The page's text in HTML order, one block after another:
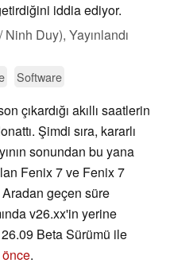
iddia ediyor.
Ninh Duy), Yayınlandı
Software
çıkardığı akıllı saatlerin
Şimdi sıra, kararlı
sonundan bu yana
Fenix 7 ve Fenix 7
Aradan geçen süre
v26.xx'in yerine
Beta Sürümü ile
.